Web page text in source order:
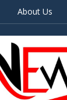
About Us